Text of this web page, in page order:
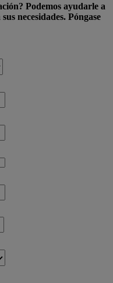
Podemos ayudarle a
necesidades. Póngase